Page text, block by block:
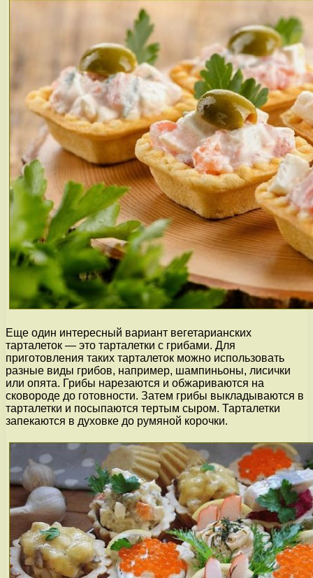
Еще один интересный вариант вегетарианских
тарталеток — это тарталетки с грибами. Для
приготовления таких тарталеток можно использовать
разные виды грибов, например, шампиньоны, лисички
или опята. Грибы нарезаются и обжариваются на
сковороде до готовности. Затем грибы выкладываются в
тарталетки и посыпаются тертым сыром. Тарталетки
запекаются в духовке до румяной корочки.